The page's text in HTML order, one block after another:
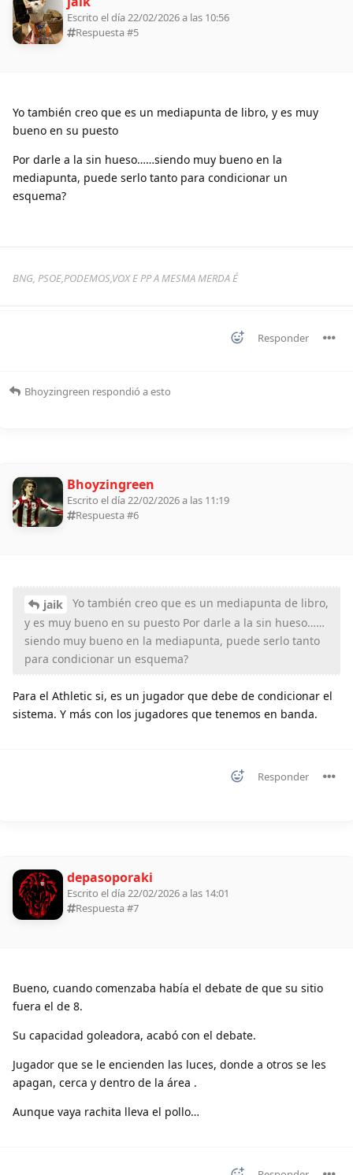
Escrito el día 22/02/2026 a las 10:56
Respuesta #5
Yo también creo que es un mediapunta de libro, y es muy
bueno en su puesto
Por darle a la sin hueso……siendo muy bueno en la
mediapunta, puede serlo tanto para condicionar un
esquema?
BNG, PSOE,PODEMOS,VOX E PP A MESMA MERDA É
Responder
Bhoyzingreen respondió a esto
Bhoyzingreen
Escrito el día 22/02/2026 a las 11:19
Respuesta #6
jaik
Yo también creo que es un mediapunta de libro,
y es muy bueno en su puesto Por darle a la sin hueso……
siendo muy bueno en la mediapunta, puede serlo tanto
para condicionar un esquema?
Para el Athletic si, es un jugador que debe de condicionar el
sistema. Y más con los jugadores que tenemos en banda.
Responder
depasoporaki
Escrito el día 22/02/2026 a las 14:01
Respuesta #7
Bueno, cuando comenzaba había el debate de que su sitio
fuera el de 8.
Su capacidad goleadora, acabó con el debate.
Jugador que se le encienden las luces, donde a otros se les
apagan, cerca y dentro de la área .
Aunque vaya rachita lleva el pollo…